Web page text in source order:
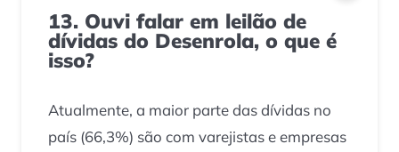
13. Ouvi falar em leilão de
dívidas do Desenrola, o que é
isso?
Atualmente, a maior parte das dívidas no
país (66,3%) são com varejistas e empresas